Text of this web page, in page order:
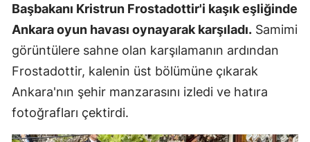
Kırklareli
Kırşehir
Kocaeli
Kütahya
Başbakanı Kristrun Frostadottir'i kaşık eşliğinde
Ankara oyun havası oynayarak karşıladı. Samimi
görüntülere sahne olan karşılamanın ardından
Frostadottir, kalenin üst bölümüne çıkarak
Ankara'nın şehir manzarasını izledi ve hatıra
fotoğrafları çektirdi.